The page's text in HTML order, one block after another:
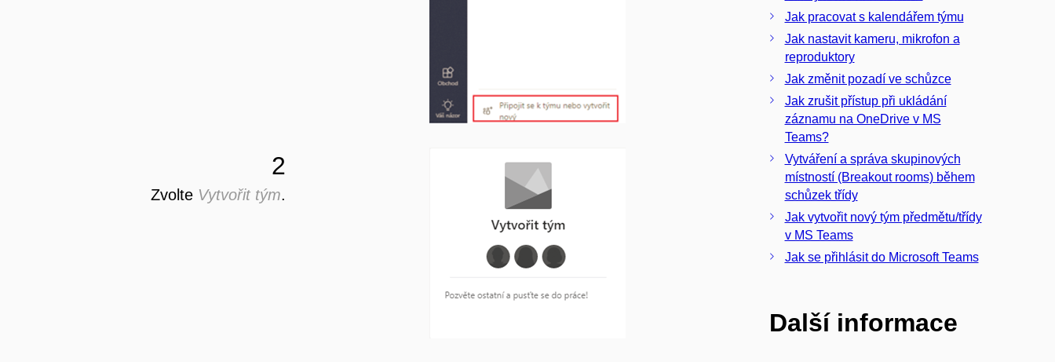
2
Zvolte Vytvořit tým.
Jak pracovat s kalendářem týmu
Jak nastavit kameru, mikrofon a
reproduktory
Jak změnit pozadí ve schůzce
Jak zrušit přístup při ukládání
záznamu na OneDrive v MS
Teams?
Vytváření a správa skupinových
místností (Breakout rooms) během
schůzek třídy
Jak vytvořit nový tým předmětu/třídy
v MS Teams
Jak se přihlásit do Microsoft Teams
Další informace